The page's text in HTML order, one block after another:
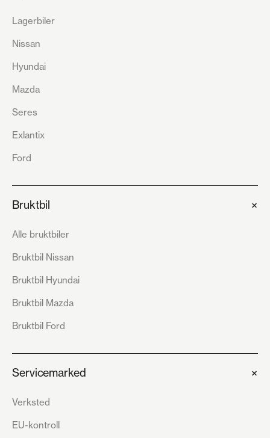
Lagerbiler
Nissan
Hyundai
Mazda
Seres
Exlantix
Ford
Bruktbil +
Alle bruktbiler
Bruktbil Nissan
Bruktbil Hyundai
Bruktbil Mazda
Bruktbil Ford
Servicemarked +
Verksted
EU-kontroll